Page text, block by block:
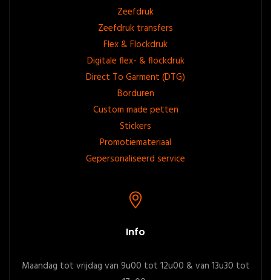
Zeefdruk
Zeefdruk transfers
Flex & Flockdruk
Digitale flex- & flockdruk
Direct To Garment (DTG)
Borduren
Custom made petten
Stickers
Promotiemateriaal
Gepersonaliseerd service
Info
Maandag tot vrijdag van 9u00 tot 12u00 & van 13u30 tot